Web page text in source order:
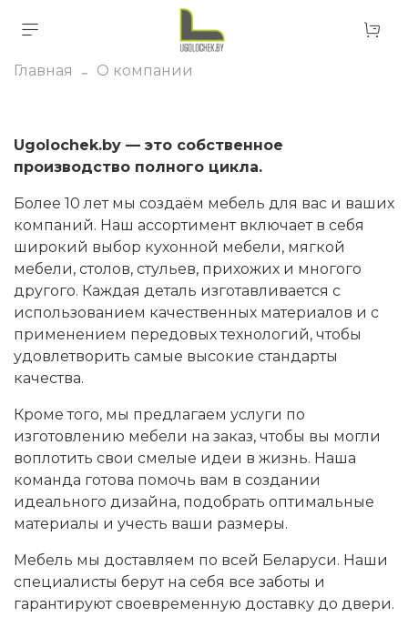
Главная О компании
Ugolochek.by — это собственное
производство полного цикла.
Более 10 лет мы создаём мебель для вас и ваших
компаний. Наш ассортимент включает в себя
широкий выбор кухонной мебели, мягкой
мебели, столов, стульев, прихожих и многого
другого. Каждая деталь изготавливается с
использованием качественных материалов и с
применением передовых технологий, чтобы
удовлетворить самые высокие стандарты
качества.
Кроме того, мы предлагаем услуги по
изготовлению мебели на заказ, чтобы вы могли
воплотить свои смелые идеи в жизнь. Наша
команда готова помочь вам в создании
идеального дизайна, подобрать оптимальные
материалы и учесть ваши размеры.
Мебель мы доставляем по всей Беларуси. Наши
специалисты берут на себя все заботы и
гарантируют своевременную доставку до двери.